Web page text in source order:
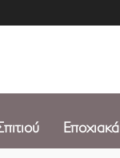
Εποχιακά